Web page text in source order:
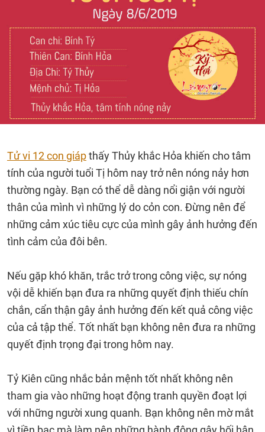
Tử vi 12 con giápthấy Thủy khắc Hỏa khiến cho tâm
tính của người tuổi Tị hôm nay trở nên nóng nảy hơn
thường ngày. Bạn có thể dễ dàng nổi giận với người
thân của mình vì những lý do cỏn con. Đừng nên để
những cảm xúc tiêu cực của mình gây ảnh hưởng đến
tình cảm của đôi bên.
Nếu gặp khó khăn, trắc trở trong công việc, sự nóng
vội dễ khiến bạn đưa ra những quyết định thiếu chín
chắn, cẩn thận gây ảnh hưởng đến kết quả công việc
của cả tập thể. Tốt nhất bạn không nên đưa ra những
quyết định trọng đại trong hôm nay.
Tỷ Kiên cũng nhắc bản mệnh tốt nhất không nên
tham gia vào những hoạt động tranh quyền đoạt lợi
với những người xung quanh. Bạn không nên mờ mắt